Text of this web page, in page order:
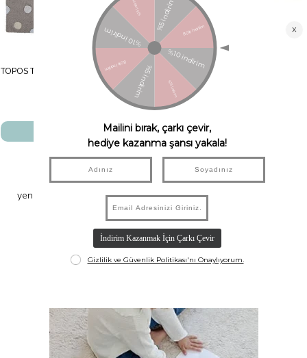
TOPOS Tricolor Halı Gri/Mavi-Beyaz -Sarı
Lorena Canals
SEPETE EKLE
BEREBER Bej
SEPETE EKLE
yeni gelen ürünler ve kampanyalardan haberdar olmak için bizi
instagram’dan takip edebilirsiniz